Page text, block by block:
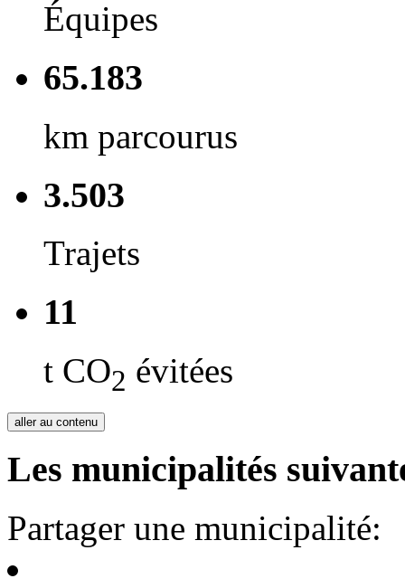
Équipes
65.183
km parcourus
3.503
Trajets
11
t CO2 évitées
aller au contenu
Les municipalités
Partager une municipalité: